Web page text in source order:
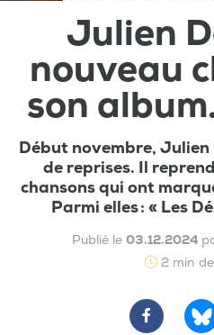
Julien
nouveau
son
Début novembre,
de reprises. Il
chansons qui ont
Parmi elles : « Les
Publié le 03.12.2024
2 min